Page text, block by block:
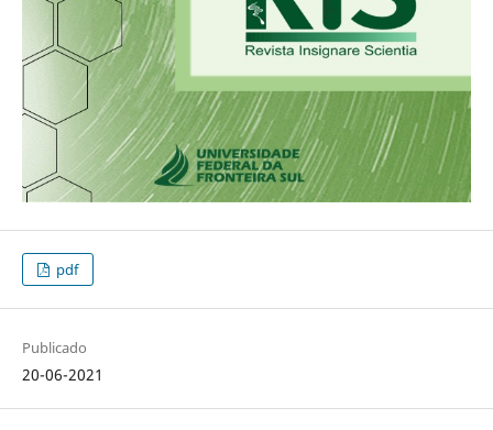
pdf
Publicado
20-06-2021